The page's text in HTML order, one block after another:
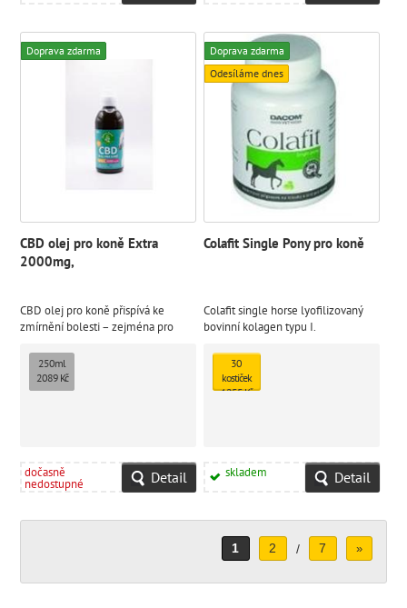
Doprava zdarma
CBD olej pro koně Extra
2000mg,
CBD olej pro koně přispívá ke
zmírnění bolesti – zejména pro
pozitivně působí na psychiku koně
a přispívá ke zklidnění ve
stresových situacích. Vhodný i pro
250ml
2089 Kč
dočasně
nedostupné Detail
Doprava zdarma
Odesíláme dnes
Colafit Single Pony pro koně
Colafit single horse lyofilizovaný
bovinní kolagen typu I.
30
kostiček
1255 Kč
skladem Detail
1 2 / 7 »